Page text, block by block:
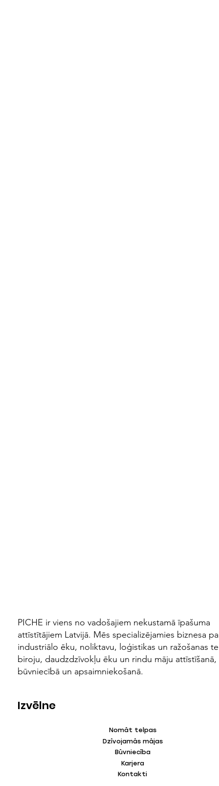
PICHE ir viens no vadošajiem nekustamā īpašuma
attīstītājiem Latvijā. Mēs specializējamies biznesa
industriālo ēku, noliktavu, loģistikas un ražošanas
biroju, daudzdzīvokļu ēku un rindu māju attīstīšanā,
būvniecībā un apsaimniekošanā.
Izvēlne
Nomāt telpas
Dzīvojamās mājas
Būvniecība
Karjera
Kontakti